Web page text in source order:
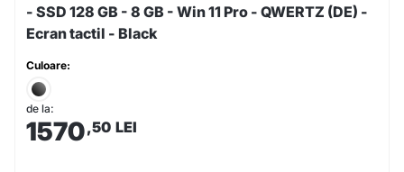
- SSD 128 GB - 8 GB - Win 11 Pro - QWERTZ (DE) -
Ecran tactil - Black
Culoare:
de la:
1570,50 LEI